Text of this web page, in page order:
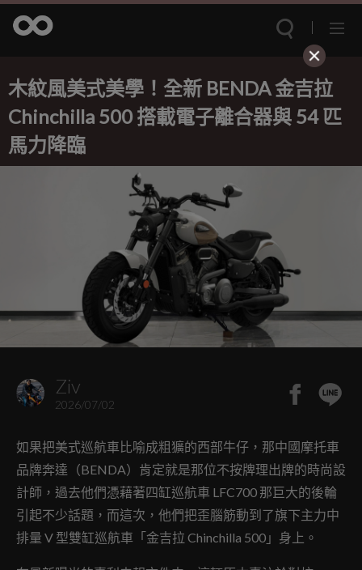
木紋風美式美學！全新 BENDA 金吉拉
Chinchilla 500 搭載電子離合器與 54 匹
馬力降臨
Ziv
2026/07/02
如果把美式巡航車比喻成粗獷的西部牛仔，那中國摩托車
品牌奔達（BENDA）肯定就是那位不按牌理出牌的時尚設
計師，過去他們憑藉著四缸巡航車 LFC700 那巨大的後輪
引起不少話題，而這次，他們把歪腦筋動到了旗下主力中
排量 V 型雙缸巡航車「金吉拉 Chinchilla 500」身上。